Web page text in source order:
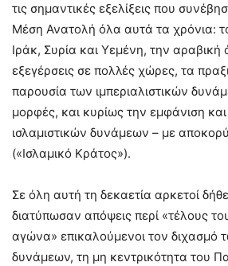
τις σημαντικές εξελίξεις που
Μέση Ανατολή όλα αυτά τα χρόνια:
Ιράκ, Συρία και Υεμένη, την αραβική
εξεγέρσεις σε πολλές χώρες, τα
παρουσία των ιμπεριαλιστικών
μορφές, και κυρίως την εμφάνιση
ισλαμιστικών δυνάμεων – με
(«Ισλαμικό Κράτος»).
Σε όλη αυτή τη δεκαετία αρκετοί
διατύπωσαν απόψεις περί «τέλους
αγώνα» επικαλούμενοι τον διχασμό
δυνάμεων, τη μη κεντρικότητα του